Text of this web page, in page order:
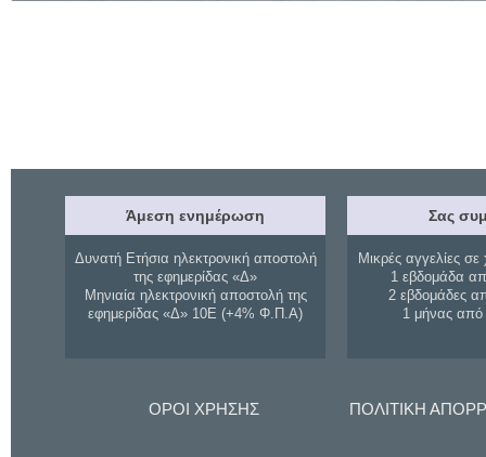
Άμεση ενημέρωση
Δυνατή Ετήσια ηλεκτρονική αποστολή
της εφημερίδας «Δ»
Μηνιαία ηλεκτρονική αποστολή της
εφημερίδας «Δ» 10Ε (+4% Φ.Π.Α)
Σας
Μικρές αγγελίες σε
1 εβδομάδα
2 εβδομάδες
1 μήνας
ΟΡΟΙ ΧΡΗΣΗΣ ΠΟΛΙΤΙΚΗ